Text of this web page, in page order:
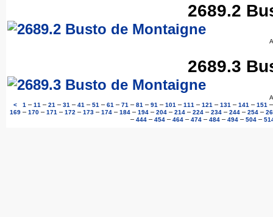
2689.2
2689.3
<
1 – 11 – 21 – 31 – 41 – 51 – 61 – 71 – 81 – 91 – 101 – 111 – 121 – 131 – 141 – 151
169 – 170 – 171 – 172 – 173 – 174 – 184 – 194 – 204 – 214 – 224 – 234 – 244 – 254 –
– 444 – 454 – 464 – 474 – 484 – 494 – 504 –